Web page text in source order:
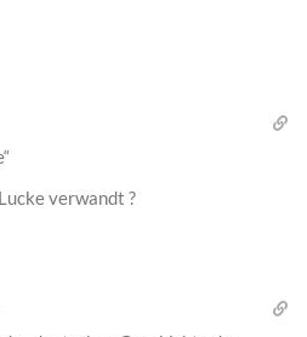
verwandt ?